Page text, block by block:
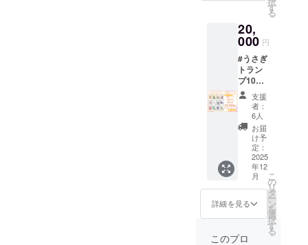
【あわ
てんぼ
うの~う
サンタ
さん~の
仕様】
・ボー
ドゲー
ム ・デ
ザイ
ン：添
付の写
真を参
照 ・商
品サイ
ズ：
4.2cm×
12.8cm
m
ドゲー
象年
齢：8歳
以上 ・
サイズ
(長さ×
幅×高
さ)：
3cm×1
0cm×1
3.7cm
・材
質、素
材：
紙、
PVE、
プラ
す
る
20,
000 円
#うさぎ
トラン
プ10個
セット
お礼の
メッ
セージ
【うさ
ぎトラ
ンプの
仕様】
・ジャ
ンル：
トラン
プ / カー
ドゲー
ム ・対
支援
者：
6人
お届
け予
定：
2025
年12
月
詳細を見る
こ
の
リ
タ
ー
ン
を
選
択
す
る
このプロ